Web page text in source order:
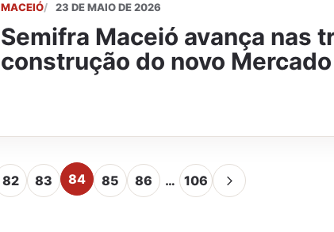
MACEIÓ 23 DE MAIO DE 2026
Semifra Maceió avança nas
construção do novo
82 83 84 85 86 … 106